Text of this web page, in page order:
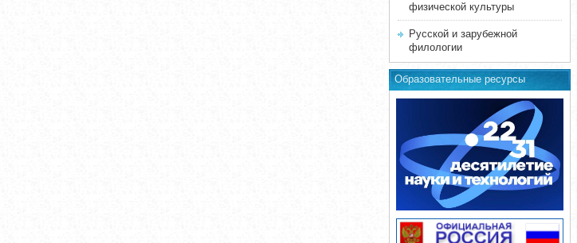
физической культуры
Русской и зарубежной
филологии
Образовательные ресурсы